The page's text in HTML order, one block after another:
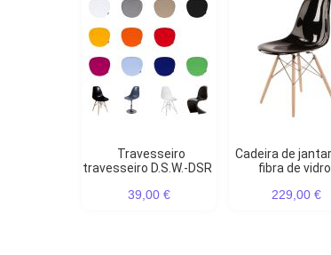
Travesseiro
travesseiro D.S.W.-DSR
39,00 €
Cadeira de jantar DSW
fibra de vidro
229,00 €